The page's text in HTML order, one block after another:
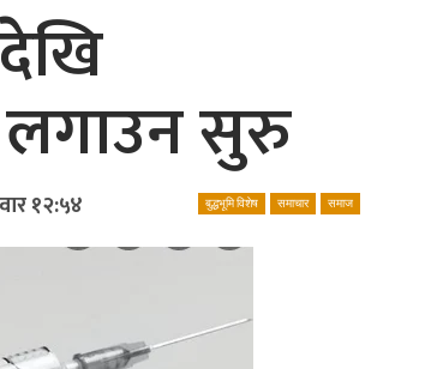
लगाउन सुरु
बुद्धभूमि विशेष समाचार समाज
१२:५४